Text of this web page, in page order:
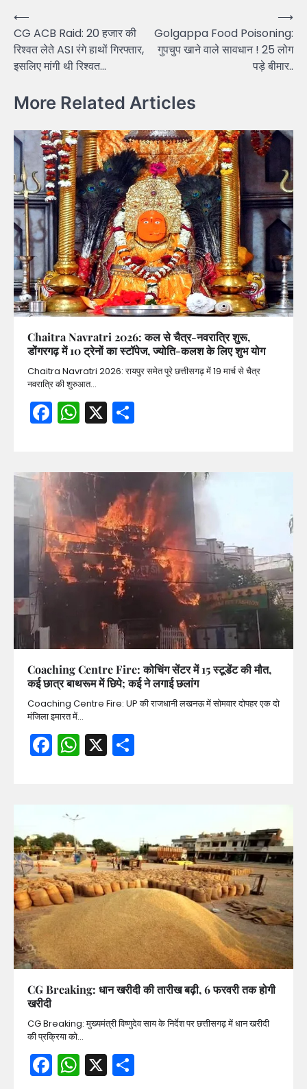
Post
navigation
⟵
CG ACB Raid: 20 हजार की
रिश्वत लेते ASI रंगे हाथों गिरफ्तार,
इसलिए मांगी थी रिश्वत…
Golgappa Food Poisoning:
गुपचुप खाने वाले सावधान ! 25 लोग
पड़े बीमार..
⟶
More Related Articles
Chaitra Navratri 2026: कल से चैत्र-नवरात्रि शुरू,
डोंगरगढ़ में 10 ट्रेनों का स्टॉपेज, ज्योति-कलश के लिए शुभ योग
Chaitra Navratri 2026: रायपुर समेत पूरे छत्तीसगढ़ में 19 मार्च से चैत्र
नवरात्रि की शुरुआत…
Facebook
WhatsApp
X
Coaching Centre Fire: कोचिंग सेंटर में 15 स्टूडेंट की मौत,
कई छात्र बाथरूम में छिपे; कई ने लगाई छलांग
Coaching Centre Fire: UP की राजधानी लखनऊ में सोमवार दोपहर एक दो
मंजिला इमारत में…
Facebook
WhatsApp
X
CG Breaking: धान खरीदी की तारीख बढ़ी, 6 फरवरी तक होगी
खरीदी
CG Breaking: मुख्यमंत्री विष्णुदेव साय के निर्देश पर छत्तीसगढ़ में धान खरीदी
की प्रक्रिया को…
Facebook
WhatsApp
X